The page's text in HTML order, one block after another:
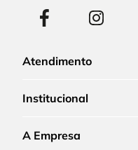
Atendimento
Institucional
A Empresa